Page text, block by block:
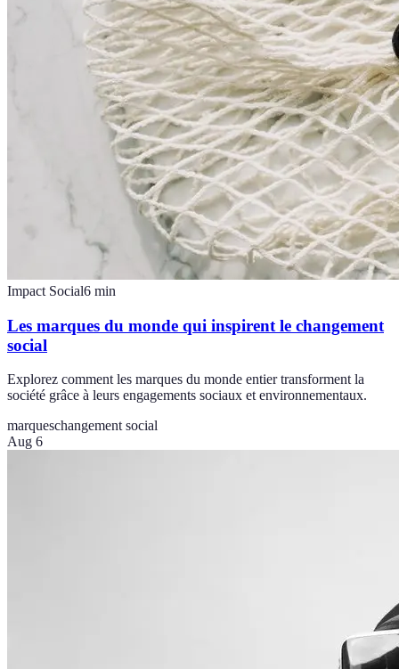
Impact Social6 min
Les marques du monde qui inspirent le changement
social
Explorez comment les marques du monde entier transforment la
société grâce à leurs engagements sociaux et environnementaux.
marqueschangement social
Aug 6